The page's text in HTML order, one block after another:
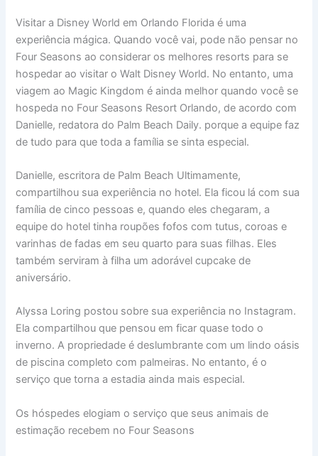
Visitar a Disney World em Orlando Florida é uma
experiência mágica. Quando você vai, pode não pensar no
Four Seasons ao considerar os melhores resorts para se
hospedar ao visitar o Walt Disney World. No entanto, uma
viagem ao Magic Kingdom é ainda melhor quando você se
hospeda no Four Seasons Resort Orlando, de acordo com
Danielle, redatora do Palm Beach Daily. porque a equipe faz
de tudo para que toda a família se sinta especial.
Danielle, escritora de Palm Beach Ultimamente,
compartilhou sua experiência no hotel. Ela ficou lá com sua
família de cinco pessoas e, quando eles chegaram, a
equipe do hotel tinha roupões fofos com tutus, coroas e
varinhas de fadas em seu quarto para suas filhas. Eles
também serviram à filha um adorável cupcake de
aniversário.
Alyssa Loring postou sobre sua experiência no Instagram.
Ela compartilhou que pensou em ficar quase todo o
inverno. A propriedade é deslumbrante com um lindo oásis
de piscina completo com palmeiras. No entanto, é o
serviço que torna a estadia ainda mais especial.
Os hóspedes elogiam o serviço que seus animais de
estimação recebem no Four Seasons